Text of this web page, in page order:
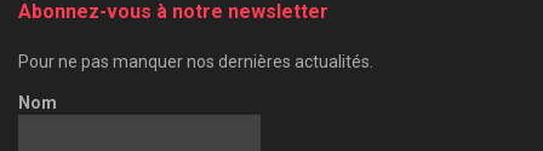
Abonnez-vous à notre newsletter
Pour ne pas manquer nos dernières actualités.
Nom